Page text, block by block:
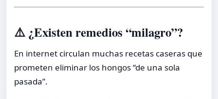
⚠️ ¿Existen remedios “milagro”?
En internet circulan muchas recetas caseras que
prometen eliminar los hongos “de una sola
pasada”.